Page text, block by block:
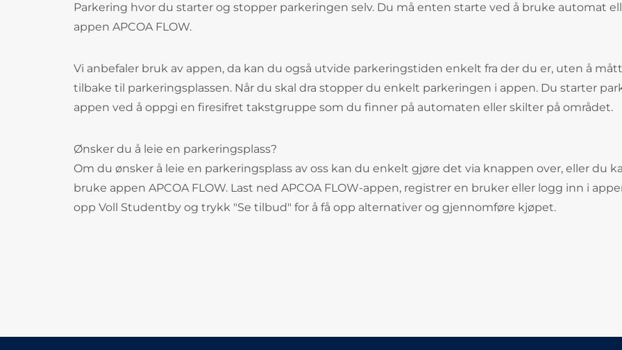
Parkering hvor du starter og stopper parkeringen selv. Du må enten starte ved å bruke automat
appen APCOA FLOW.
Vi anbefaler bruk av appen, da kan du også utvide parkeringstiden enkelt fra der du er, uten å
tilbake til parkeringsplassen. Når du skal dra stopper du enkelt parkeringen i appen. Du starter
appen ved å oppgi en firesifret takstgruppe som du finner på automaten eller skilter på området.
Ønsker du å leie en parkeringsplass?
Om du ønsker å leie en parkeringsplass av oss kan du enkelt gjøre det via knappen over, eller du
bruke appen APCOA FLOW. Last ned APCOA FLOW-appen, registrer en bruker eller logg inn i
opp Voll Studentby og trykk "Se tilbud" for å få opp alternativer og gjennomføre kjøpet.